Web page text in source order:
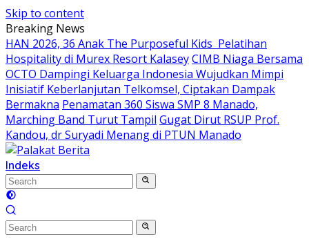
Skip to content
Breaking News
HAN 2026, 36 Anak The Purposeful Kids Pelatihan
Hospitality di Murex Resort KalaseyCIMB Niaga Bersama
OCTO Dampingi Keluarga Indonesia Wujudkan Mimpi
Inisiatif Keberlanjutan Telkomsel, Ciptakan Dampak
Bermakna Penamatan 360 Siswa SMP 8 Manado,
Marching Band Turut Tampil Gugat Dirut RSUP Prof.
Kandou, dr Suryadi Menang di PTUN Manado
Indeks